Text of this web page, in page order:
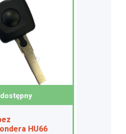
dostępny
HU66